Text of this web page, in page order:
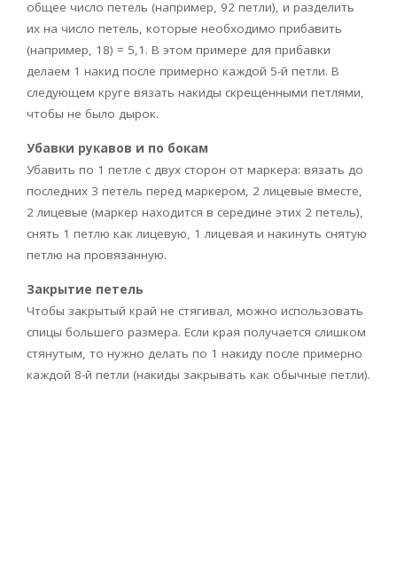
общее число петель (например, 92 петли), и разделить
их на число петель, которые необходимо прибавить
(например, 18) = 5,1. В этом примере для прибавки
делаем 1 накид после примерно каждой 5-й петли. В
следующем круге вязать накиды скрещенными петлями,
чтобы не было дырок.
Убавки рукавов и по бокам
Убавить по 1 петле с двух сторон от маркера: вязать до
последних 3 петель перед маркером, 2 лицевые вместе,
2 лицевые (маркер находится в середине этих 2 петель),
снять 1 петлю как лицевую, 1 лицевая и накинуть снятую
петлю на провязанную.
Закрытие петель
Чтобы закрытый край не стягивал, можно использовать
спицы большего размера. Если края получается слишком
стянутым, то нужно делать по 1 накиду после примерно
каждой 8-й петли (накиды закрывать как обычные петли).